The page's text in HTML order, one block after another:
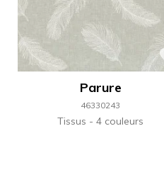
Parure
46330243
Tissus 4 couleurs